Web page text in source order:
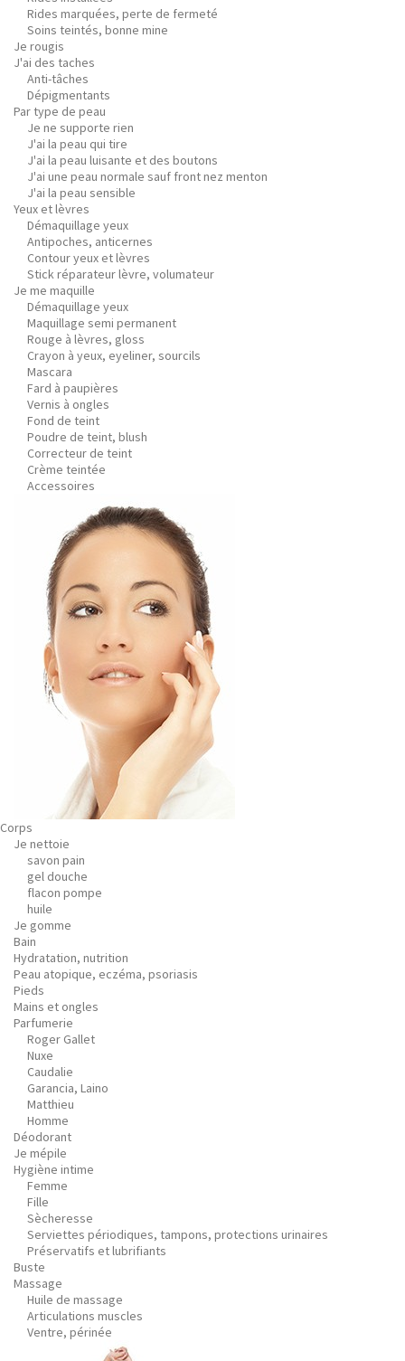
Rides marquées, perte de fermeté
Soins teintés, bonne mine
Je rougis
J'ai des taches
Anti-tâches
Dépigmentants
Par type de peau
Je ne supporte rien
J'ai la peau qui tire
J'ai la peau luisante et des boutons
J'ai une peau normale sauf front nez menton
J'ai la peau sensible
Yeux et lèvres
Démaquillage yeux
Antipoches, anticernes
Contour yeux et lèvres
Stick réparateur lèvre, volumateur
Je me maquille
Démaquillage yeux
Maquillage semi permanent
Rouge à lèvres, gloss
Crayon à yeux, eyeliner, sourcils
Mascara
Fard à paupières
Vernis à ongles
Fond de teint
Poudre de teint, blush
Correcteur de teint
Crème teintée
Accessoires
Corps
Je nettoie
savon pain
gel douche
flacon pompe
huile
Je gomme
Bain
Hydratation, nutrition
Peau atopique, eczéma, psoriasis
Pieds
Mains et ongles
Parfumerie
Roger Gallet
Nuxe
Caudalie
Garancia, Laino
Matthieu
Homme
Déodorant
Je mépile
Hygiène intime
Femme
Fille
Sècheresse
Serviettes périodiques, tampons, protections urinaires
Préservatifs et lubrifiants
Buste
Massage
Huile de massage
Articulations muscles
Ventre, périnée